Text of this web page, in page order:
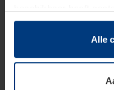
hun diensten hebben
Juridisch hebben wij
van deze pagina's
soorten cookies is uw
Alle